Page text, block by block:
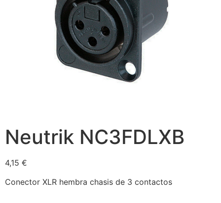
Neutrik NC3FDLXB
4,15 €
Conector XLR hembra chasis de 3 contactos